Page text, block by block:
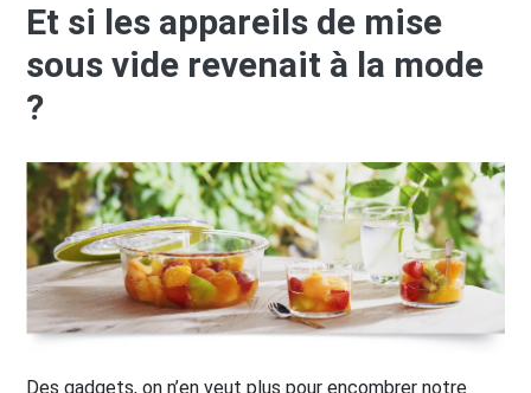
Et si les appareils de mise
sous vide revenait à la mode
?
Des gadgets, on n’en veut plus pour encombrer notre